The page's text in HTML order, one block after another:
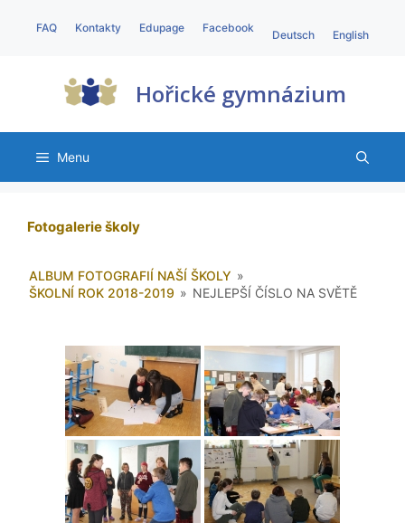
FAQ Kontakty Edupage Facebook
Deutsch English
Hořické gymnázium
Menu
Fotogalerie školy
ALBUM FOTOGRAFIÍ NAŠÍ ŠKOLY »
ŠKOLNÍ ROK 2018-2019 » NEJLEPŠÍ ČÍSLO NA SVĚTĚ